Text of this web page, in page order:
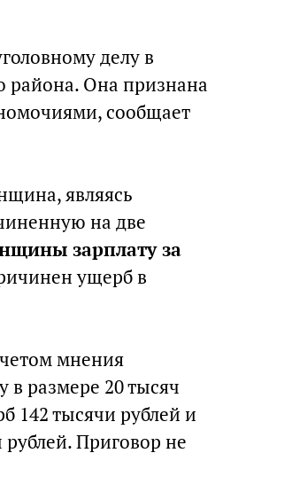
делу в
района. Она признана
сообщает
являясь
на две
зарплату за
ущерб в
мнения
размере 20 тысяч
142 тысячи рублей и
Приговор не